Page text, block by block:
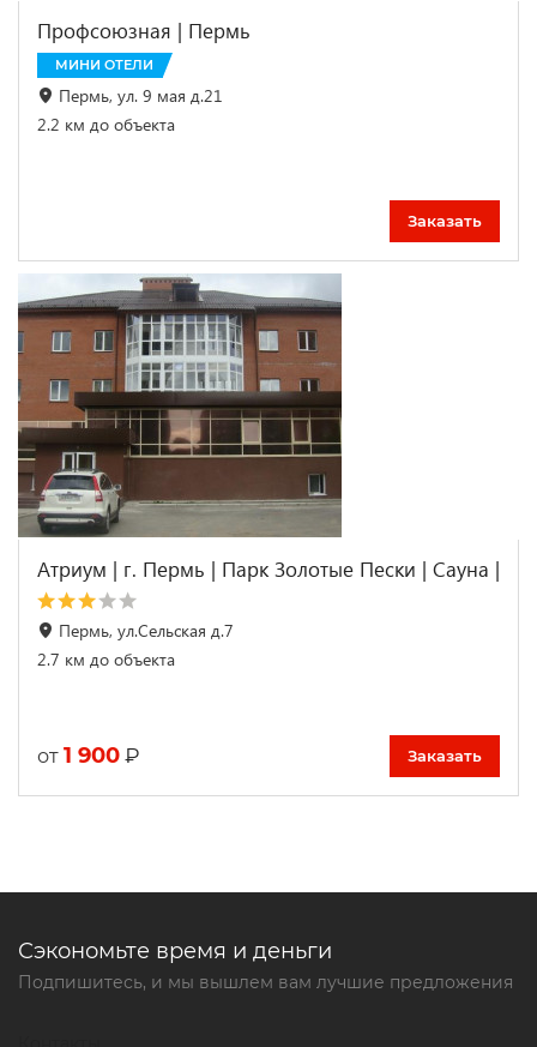
Профсоюзная | Пермь
МИНИ ОТЕЛИ
Пермь, ул. 9 мая д.21
2.2 км до объекта
Заказать
Атриум | г. Пермь | Парк Золотые Пески | Сауна |
Пермь, ул.Сельская д.7
2.7 км до объекта
от 1 900 ₽ Заказать
Сэкономьте время и деньги
Подпишитесь, и мы вышлем вам лучшие предложения